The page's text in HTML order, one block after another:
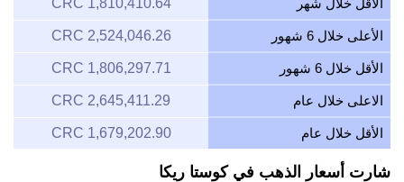
الأقل خلال شهر 1,810,410.64 CRC
الأعلى خلال 6 شهور 2,524,046.26 CRC
الأقل خلال 6 شهور 1,806,297.71 CRC
الاعلى خلال عام 2,645,411.29 CRC
الأقل خلال عام 1,679,202.90 CRC
شارت أسعار الذهب في كوستا ريكا